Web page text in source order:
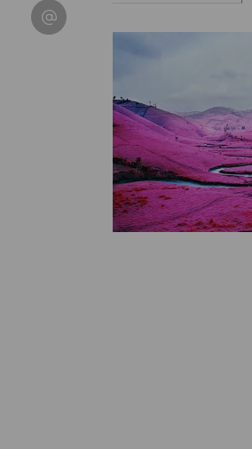
Condividi su Email